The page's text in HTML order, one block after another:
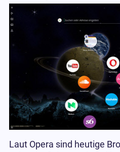
Laut Opera sind heutige